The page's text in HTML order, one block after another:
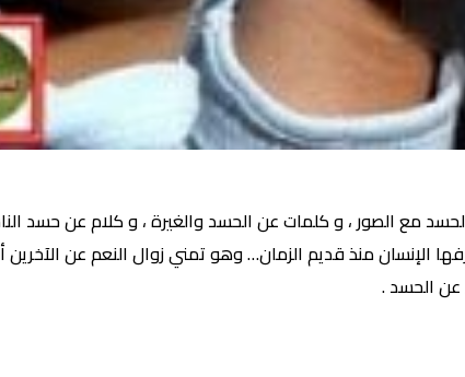
مع الصور ، و كلمات عن الحسد والغيرة ، و كلام عن حسد
الإنسان منذ قديم الزمان… وهو تمني زوال النعم عن الآخرين
الحسد .